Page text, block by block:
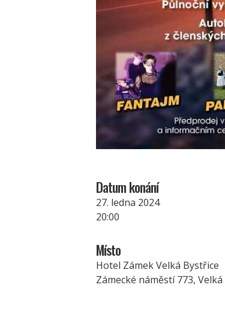
Datum konání
27. ledna 2024
20:00
Místo
Hotel Zámek Velká Bystřice
Zámecké náměstí 773,